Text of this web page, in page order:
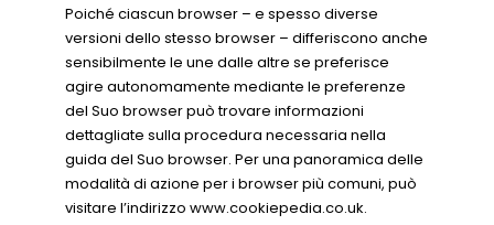
Poiché ciascun browser – e spesso diverse
versioni dello stesso browser – differiscono anche
sensibilmente le une dalle altre se preferisce
agire autonomamente mediante le preferenze
del Suo browser può trovare informazioni
dettagliate sulla procedura necessaria nella
guida del Suo browser. Per una panoramica delle
modalità di azione per i browser più comuni, può
visitare l’indirizzo www.cookiepedia.co.uk.